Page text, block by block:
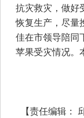
抗灾救灾，做好
恢复生产，尽量
佳在市领导陪同
苹果受灾情况。
【责任编辑：